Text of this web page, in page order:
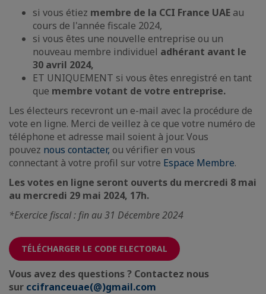
si vous étiez membre de la CCI France UAE au
cours de l'année fiscale 2024,
si vous êtes une nouvelle entreprise ou un
nouveau membre individuel adhérant avant le
30 avril 2024,
ET UNIQUEMENT si vous êtes enregistré en tant
que membre votant de votre entreprise.
Les électeurs recevront un e-mail avec la procédure de
vote en ligne. Merci de veillez à ce que votre numéro de
téléphone et adresse mail soient à jour. Vous
pouvez nous contacter, ou vérifier en vous
connectant à votre profil sur votre Espace Membre.
Les votes en ligne seront ouverts du mercredi 8 mai
au mercredi 29 mai 2024, 17h.
*Exercice fiscal : fin au 31 Décembre 2024
TÉLÉCHARGER LE CODE ELECTORAL
Vous avez des questions ? Contactez nous
sur ccifranceuae(@)gmail.com